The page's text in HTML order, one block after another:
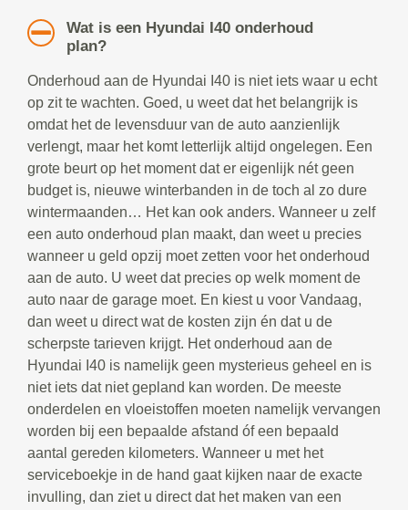
Wat is een Hyundai I40 onderhoud
plan?
Onderhoud aan de Hyundai I40 is niet iets waar u echt
op zit te wachten. Goed, u weet dat het belangrijk is
omdat het de levensduur van de auto aanzienlijk
verlengt, maar het komt letterlijk altijd ongelegen. Een
grote beurt op het moment dat er eigenlijk nét geen
budget is, nieuwe winterbanden in de toch al zo dure
wintermaanden… Het kan ook anders. Wanneer u zelf
een auto onderhoud plan maakt, dan weet u precies
wanneer u geld opzij moet zetten voor het onderhoud
aan de auto. U weet dat precies op welk moment de
auto naar de garage moet. En kiest u voor Vandaag,
dan weet u direct wat de kosten zijn én dat u de
scherpste tarieven krijgt. Het onderhoud aan de
Hyundai I40 is namelijk geen mysterieus geheel en is
niet iets dat niet gepland kan worden. De meeste
onderdelen en vloeistoffen moeten namelijk vervangen
worden bij een bepaalde afstand óf een bepaald
aantal gereden kilometers. Wanneer u met het
serviceboekje in de hand gaat kijken naar de exacte
invulling, dan ziet u direct dat het maken van een